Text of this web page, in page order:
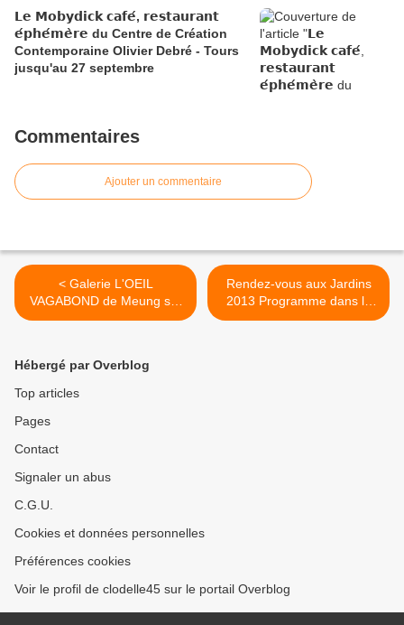
𝗟𝗲 𝗠𝗼𝗯𝘆𝗱𝗶𝗰𝗸 𝗰𝗮𝗳𝗲́, 𝗿𝗲𝘀𝘁𝗮𝘂𝗿𝗮𝗻𝘁
𝗲́𝗽𝗵𝗲́𝗺𝗲̀𝗿𝗲 du Centre de Création
Contemporaine Olivier Debré - Tours
jusqu'au 27 septembre
Commentaires
Ajouter un commentaire
< Galerie L'OEIL
VAGABOND de Meung sur
Loire : photographies de
Rendez-vous aux Jardins
2013 Programme dans le
Loiret et en Région Centre
Hébergé par Overblog
Top articles
Pages
Contact
Signaler un abus
C.G.U.
Cookies et données personnelles
Préférences cookies
Voir le profil de clodelle45 sur le portail Overblog